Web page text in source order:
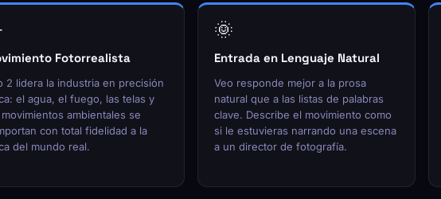
Fotorrealista
2 lidera la industria en precisión
el agua, el fuego, las telas y
ambientales se
con total fidelidad a la
del mundo real.
🌞
Entrada en Lenguaje Natural
Veo responde mejor a la prosa
natural que a las listas de palabras
clave. Describe el movimiento como
si le estuvieras narrando una escena
a un director de fotografía.